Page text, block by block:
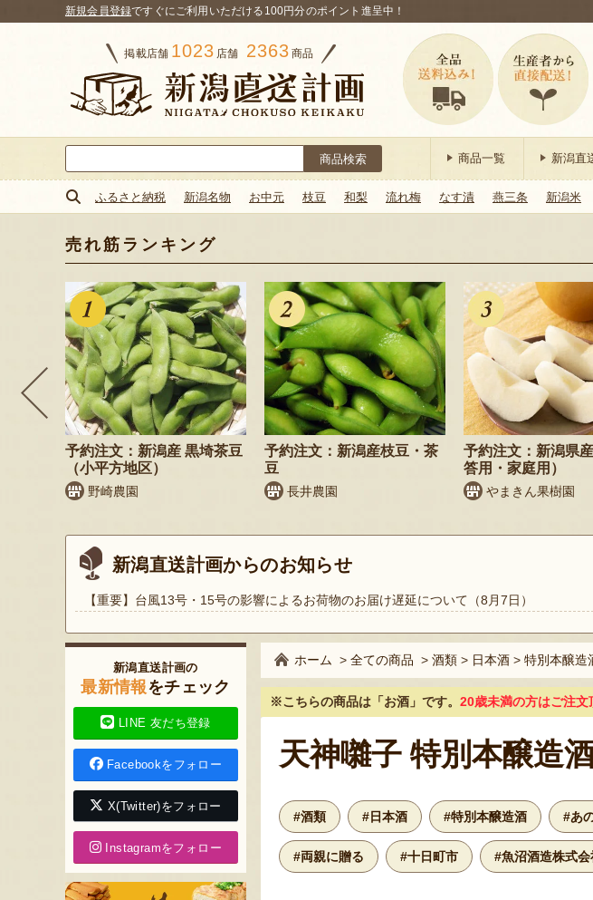
新規会員登録ですぐにご利用いただける100円分のポイント進呈中！
掲載店舗 1023 店舗 2363 商品
索:
商品一覧 新潟直
ふるさと納税 新潟名物 お中元 枝豆 和梨 流れ梅 なす漬 燕三条 新潟米
売れ筋ランキング
予約注文：新潟産 黒埼茶豆
（小平方地区）
野崎農園
予約注文：新潟産枝豆・茶
豆
長井農園
予約注文：新潟県
答用・家庭用）
やまきん果樹園
新潟直送計画からのお知らせ
【重要】台風13号・15号の影響によるお荷物のお届け遅延について（8月7日）
ホーム > 全ての商品 > 酒類 > 日本酒 > 特別本醸造
※こちらの商品は 「お酒」 です。 20歳未満の方はご注文
天神囃子 特別本醸造
#酒類 #日本酒 #特別本醸造酒 #あ
#両親に贈る #十日町市 #魚沼酒造株式会
新潟直送計画の
最新情報をチェック
LINE 友だち登録
Facebookをフォロー
X(Twitter)をフォロー
Instagramをフォロー